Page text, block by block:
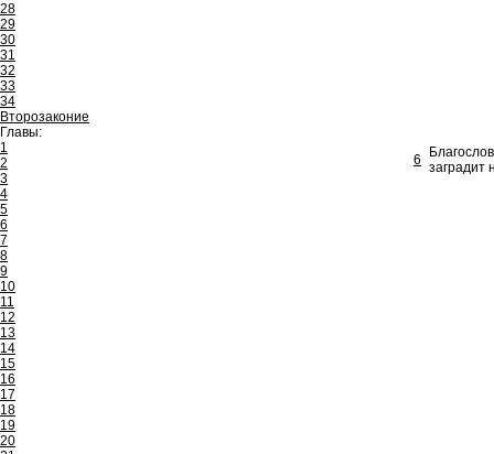
28
29
30
31
32
33
34
Второзаконие
Главы:
1
2
3
4
5
6
7
8
9
10
11
12
13
14
15
16
17
18
19
20
6 заградит